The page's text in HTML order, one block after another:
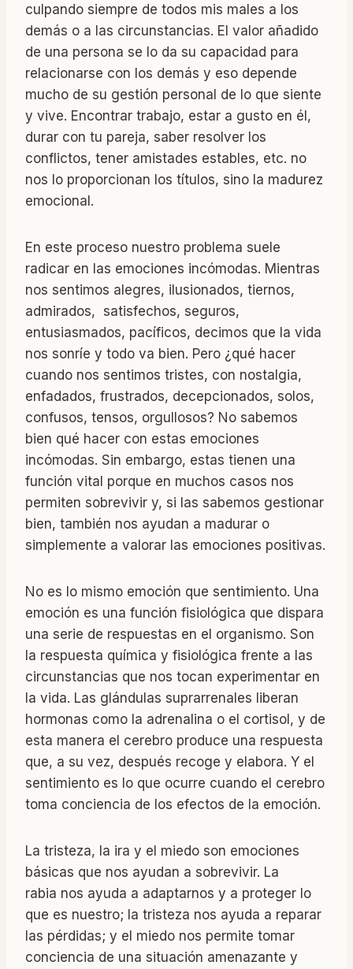
culpando siempre de todos mis males a los
demás o a las circunstancias. El valor añadido
de una persona se lo da su capacidad para
relacionarse con los demás y eso depende
mucho de su gestión personal de lo que siente
y vive. Encontrar trabajo, estar a gusto en él,
durar con tu pareja, saber resolver los
conflictos, tener amistades estables, etc. no
nos lo proporcionan los títulos, sino la madurez
emocional.
En este proceso nuestro problema suele
radicar en las emociones incómodas. Mientras
nos sentimos alegres, ilusionados, tiernos,
admirados, satisfechos, seguros,
entusiasmados, pacíficos, decimos que la vida
nos sonríe y todo va bien. Pero ¿qué hacer
cuando nos sentimos tristes, con nostalgia,
enfadados, frustrados, decepcionados, solos,
confusos, tensos, orgullosos? No sabemos
bien qué hacer con estas emociones
incómodas. Sin embargo, estas tienen una
función vital porque en muchos casos nos
permiten sobrevivir y, si las sabemos gestionar
bien, también nos ayudan a madurar o
simplemente a valorar las emociones positivas.
No es lo mismo emoción que sentimiento. Una
emoción es una función fisiológica que dispara
una serie de respuestas en el organismo. Son
la respuesta química y fisiológica frente a las
circunstancias que nos tocan experimentar en
la vida. Las glándulas suprarrenales liberan
hormonas como la adrenalina o el cortisol, y de
esta manera el cerebro produce una respuesta
que, a su vez, después recoge y elabora. Y el
sentimiento es lo que ocurre cuando el cerebro
toma conciencia de los efectos de la emoción.
La tristeza, la ira y el miedo son emociones
básicas que nos ayudan a sobrevivir. La
rabia nos ayuda a adaptarnos y a proteger lo
que es nuestro; la tristeza nos ayuda a reparar
las pérdidas; y el miedo nos permite tomar
conciencia de una situación amenazante y